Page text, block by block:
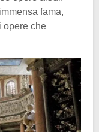
fama,
opere che